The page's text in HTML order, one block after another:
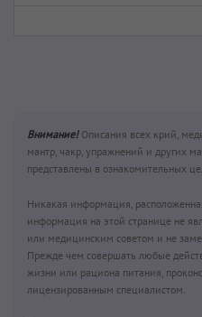
Внимание!Описания всех крий,
мантр, чакр, упражнений и других
представлены в ознакомительных
Никакая информация,
информация на этой странице не
или медицинским советом и не
Прежде чем совершать любые
жизни или рациона питания,
лицензированным специалистом.